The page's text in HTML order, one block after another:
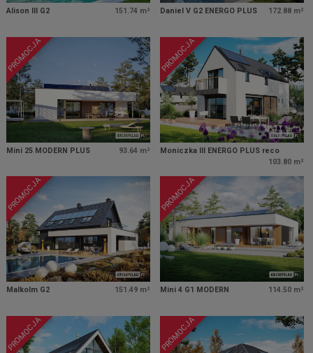
Alison III G2 151.74 m² Daniel V G2 ENERGO PLUS 172.88 m²
PROMOCJA
Mini 25 MODERN PLUS 93.64 m²
PROMOCJA
Moniczka III ENERGO PLUS reco
103.80 m²
PROMOCJA
Malkolm G2 151.49 m²
PROMOCJA
Mini 4 G1 MODERN 114.50 m²
PROMOCJA PROMOCJA